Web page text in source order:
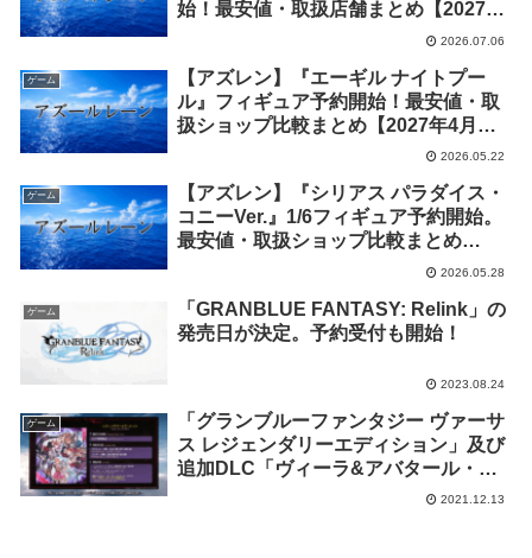
始！最安値・取扱店舗まとめ【2027年
2026.07.06
ゲーム
【アズレン】『エーギル ナイトプー
ル』フィギュア予約開始！最安値・取
扱ショップ比較まとめ【2027年4月発
2026.05.22
ゲーム
【アズレン】『シリアス パラダイス・
コニーVer.』1/6フィギュア予約開始。
最安値・取扱ショップ比較まとめ
2026.05.28
ゲーム
「GRANBLUE FANTASY: Relink」の
発売日が決定。予約受付も開始！
2023.08.24
ゲーム
「グランブルーファンタジー ヴァーサ
ス レジェンダリーエディション」及び
追加DLC「ヴィーラ&アバタール・ベ
リアル」の発売が2021年12月14日に決
2021.12.13